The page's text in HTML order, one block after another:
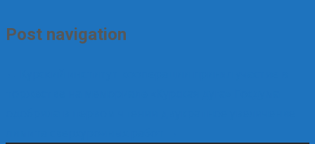
Post navigation